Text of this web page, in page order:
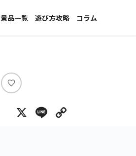
景品一覧
新着景品
メーカー一覧
遊び方攻略
コラム
インタビュー
い
ね
X Line